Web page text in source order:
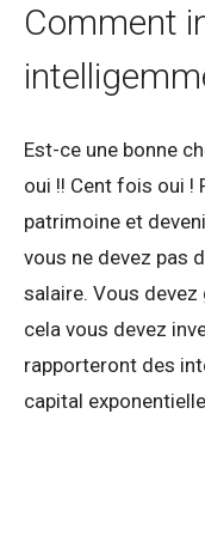
Comment
Est-ce une bonne
oui !! Cent fois oui !
patrimoine et
vous ne devez pas
salaire. Vous devez
cela vous devez
rapporteront des
capital